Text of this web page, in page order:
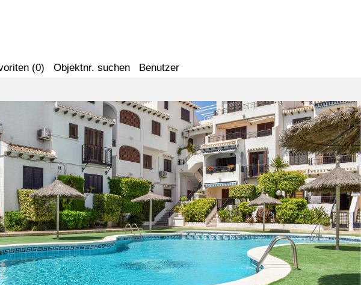
(0) Objektnr. suchen Benutzer